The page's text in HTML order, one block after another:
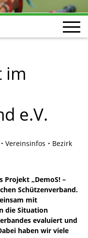
im
e.V.
Vereinsinfos
Bezirk
Projekt „DemoS! –
Schützenverband.
mit
die Situation
evaluiert und
haben wir viele